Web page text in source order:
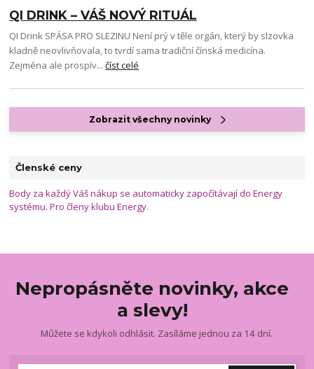
QI DRINK – VÁŠ NOVÝ RITUÁL
QI Drink SPÁSA PRO SLEZINU Není prý v těle orgán, který by slzovka
kladně neovlivňovala, to tvrdí sama tradiční čínská medicína.
Zejména ale prospív...číst celé
Zobrazit všechny novinky
Členské ceny
Body za každý Váš nákup se automaticky započítávají do Energy
systému. Pro členy klubu Energy.
Nepropásněte novinky, akce
a slevy!
Můžete se kdykoli odhlásit. Zasíláme jednou za 14 dní.